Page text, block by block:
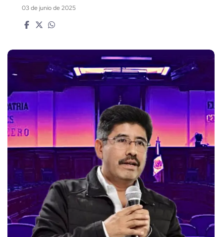
03 de junio de 2025